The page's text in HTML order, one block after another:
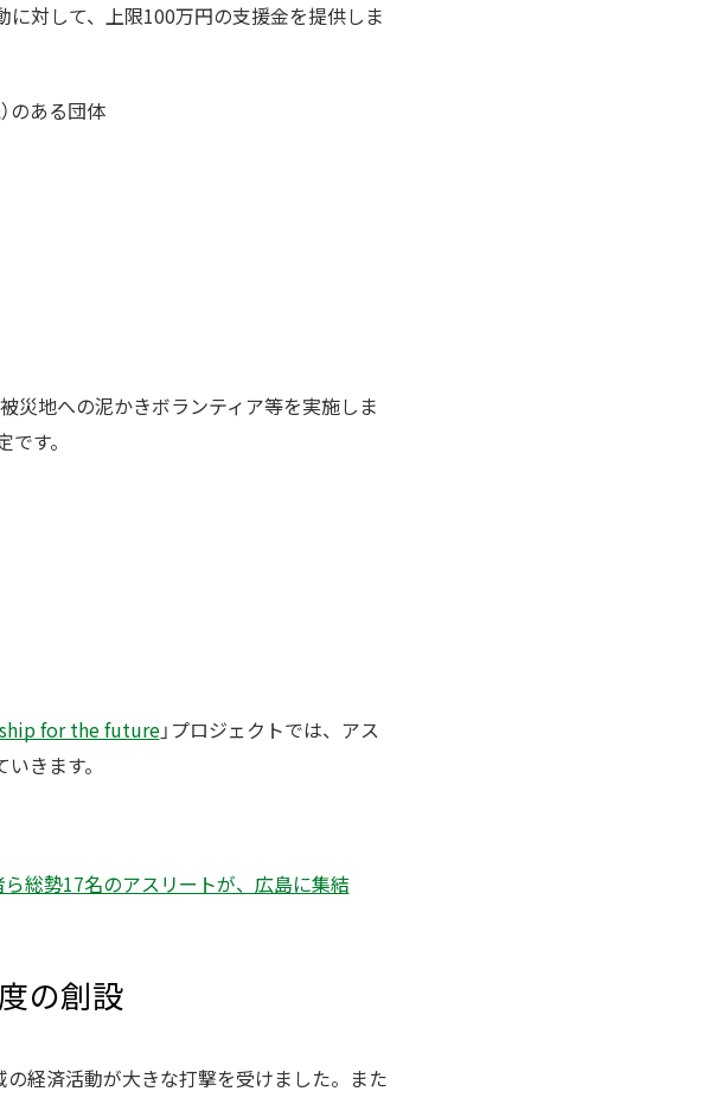
対して、上限100万円の支援金を提供しま
のある団体
災地への泥かきボランティア等を実施しま
す。
for the future」プロジェクトでは、アス
きます。
ら総勢17名のアスリートが、広島に集結
の創設
経済活動が大きな打撃を受けました。また